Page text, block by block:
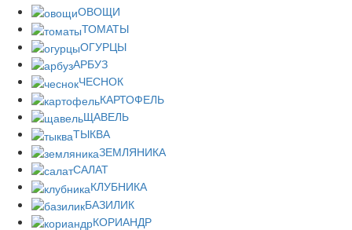
ОВОЩИ
ТОМАТЫ
ОГУРЦЫ
АРБУЗ
ЧЕСНОК
КАРТОФЕЛЬ
ЩАВЕЛЬ
ТЫКВА
ЗЕМЛЯНИКА
САЛАТ
КЛУБНИКА
БАЗИЛИК
КОРИАНДР